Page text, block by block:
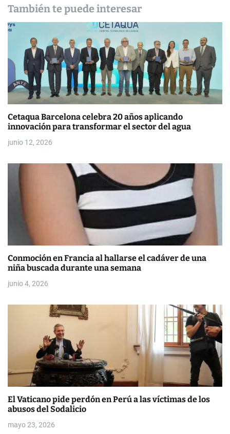
d
e
n
t
r
a
d
a
También te puede interesar
Cetaqua Barcelona celebra 20 años aplicando
innovación para transformar el sector del agua
junio 12, 2026
Conmoción en Francia al hallarse el cadáver de una
niña buscada durante una semana
junio 4, 2026
El Vaticano pide perdón en Perú a las víctimas de los
abusos del Sodalicio
mayo 23, 2026